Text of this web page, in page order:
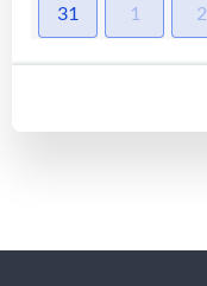
31 1 2